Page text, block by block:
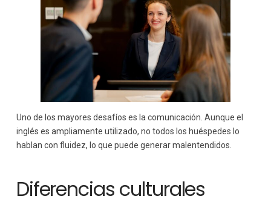
Uno de los mayores desafíos es la comunicación. Aunque el
inglés es ampliamente utilizado, no todos los huéspedes lo
hablan con fluidez, lo que puede generar malentendidos.
Diferencias culturales